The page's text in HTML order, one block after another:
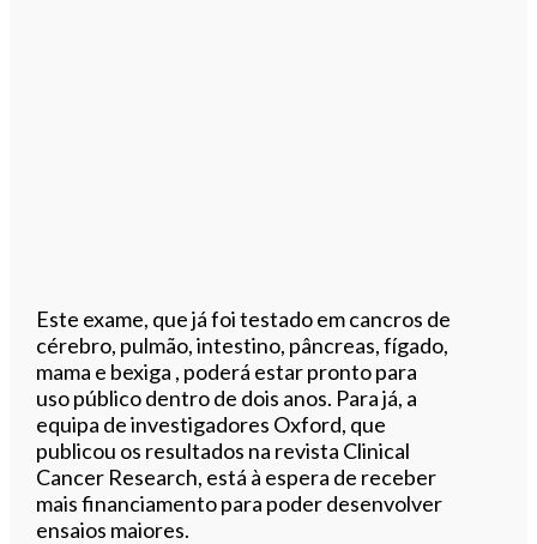
Este exame, que já foi testado em cancros de
cérebro, pulmão, intestino, pâncreas, fígado,
mama e bexiga , poderá estar pronto para
uso público dentro de dois anos. Para já, a
equipa de investigadores Oxford, que
publicou os resultados na revista Clinical
Cancer Research, está à espera de receber
mais financiamento para poder desenvolver
ensaios maiores.